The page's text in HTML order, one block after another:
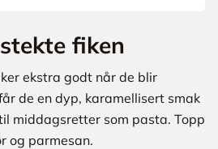
fiken
ekstra godt når de blir
de en dyp, karamellisert smak
middagsretter som pasta. Topp
og parmesan.